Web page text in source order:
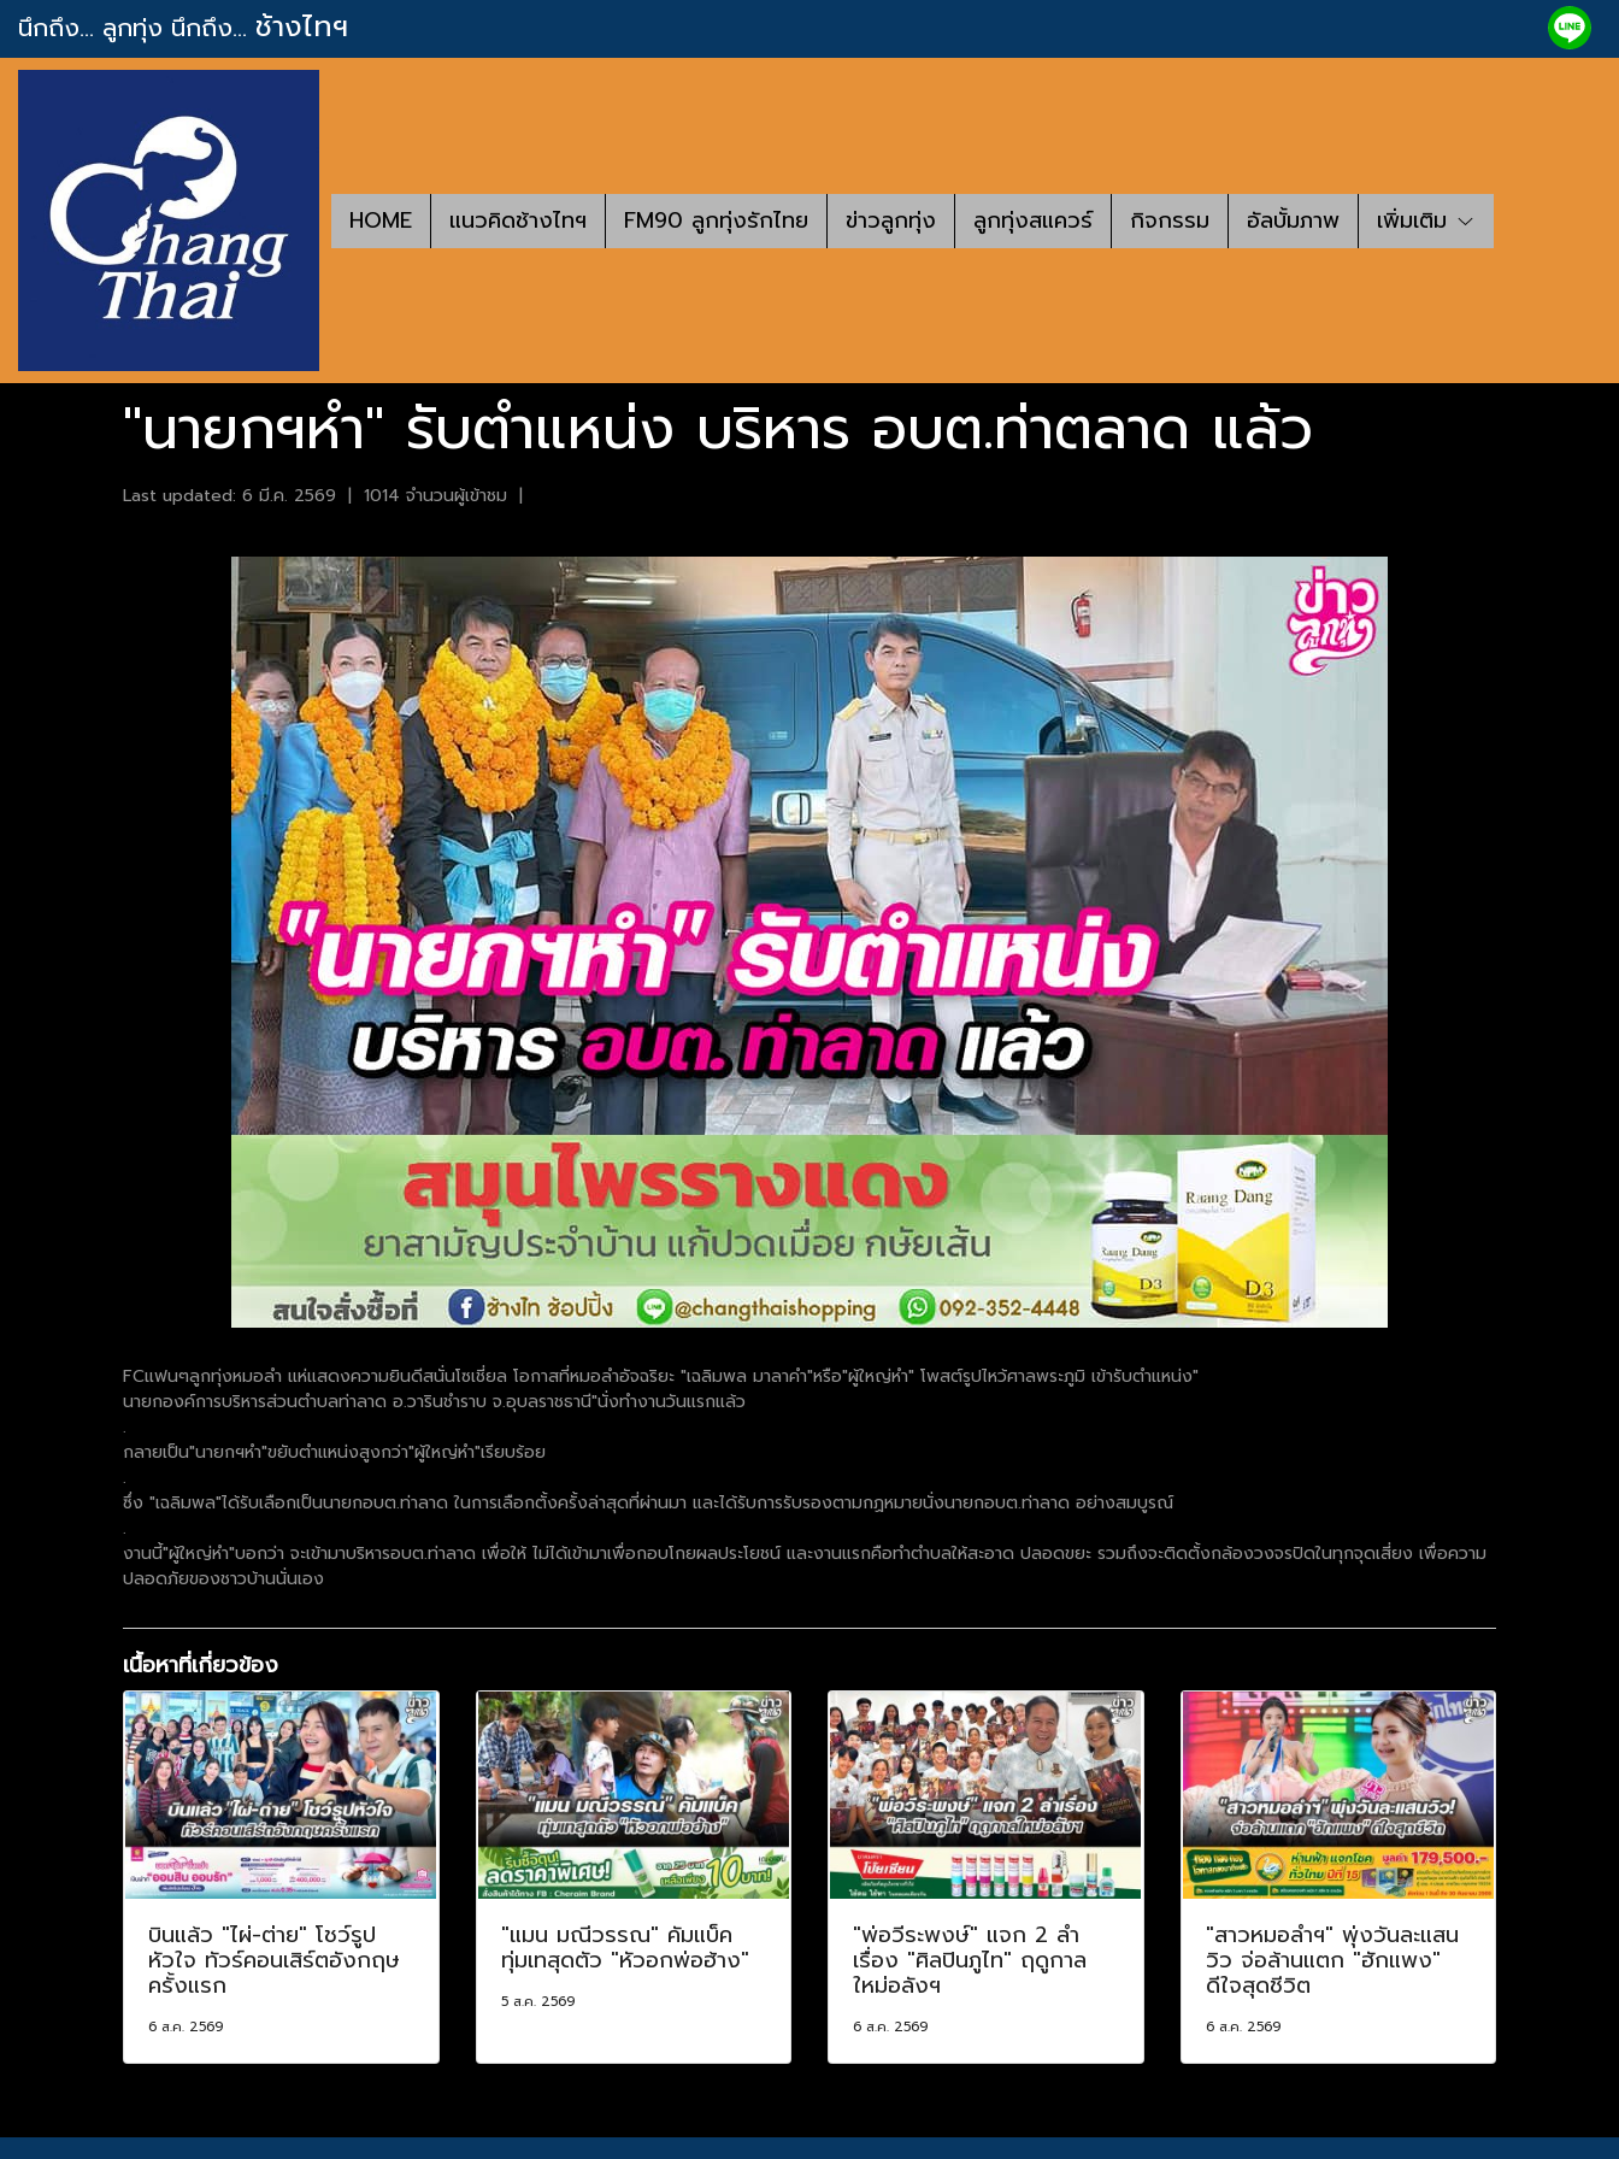
นึกถึง... ลูกทุ่ง นึกถึง... ช้างไทฯ
HOME แนวคิดช้างไทฯ FM90 ลูกทุ่งรักไทย ข่าวลูกทุ่ง ลูกทุ่งสแควร์ กิจกรรม อัลบั้มภาพ เพิ่มเติม
"นายกฯหำ" รับตำแหน่ง บริหาร อบต.ท่าตลาด แล้ว
Last updated: 6 มี.ค. 2569 | 1014 จำนวนผู้เข้าชม |
FCแฟนๆลูกทุ่งหมอลำ แห่แสดงความยินดีสนั่นโซเชี่ยล โอกาสที่หมอลำอัจฉริยะ "เฉลิมพล มาลาคำ"หรือ"ผู้ใหญ่หำ" โพสต์รูปไหว้ศาลพระภูมิ เข้ารับตำแหน่ง"
นายกองค์การบริหารส่วนตำบลท่าลาด อ.วารินชำราบ จ.อุบลราชธานี"นั่งทำงานวันแรกแล้ว
.
กลายเป็น"นายกฯหำ"ขยับตำแหน่งสูงกว่า"ผู้ใหญ่หำ"เรียบร้อย
.
ซึ่ง "เฉลิมพล"ได้รับเลือกเป็นนายกอบต.ท่าลาด ในการเลือกตั้งครั้งล่าสุดที่ผ่านมา และได้รับการรับรองตามกฏหมายนั่งนายกอบต.ท่าลาด อย่างสมบูรณ์
.
งานนี้"ผู้ใหญ่หำ"บอกว่า จะเข้ามาบริหารอบต.ท่าลาด เพื่อให้ ไม่ได้เข้ามาเพื่อกอบโกยผลประโยชน์ และงานแรกคือทำตำบลให้สะอาด ปลอดขยะ รวมถึงจะติดตั้งกล้องวงจรปิดในทุกจุดเสี่ยง เพื่อความ
ปลอดภัยของชาวบ้านนั่นเอง
เนื้อหาที่เกี่ยวข้อง
บินแล้ว "ไผ่-ต่าย" โชว์รูป
หัวใจ ทัวร์คอนเสิร์ตอังกฤษ
ครั้งแรก
6 ส.ค. 2569
"แมน มณีวรรณ" คัมแบ็ค
ทุ่มเทสุดตัว "หัวอกพ่อฮ้าง"
5 ส.ค. 2569
"พ่อวีระพงษ์" แจก 2 ลำ
เรื่อง "ศิลปินภูไท" ฤดูกาล
ใหม่อลังฯ
6 ส.ค. 2569
"สาวหมอลำฯ" พุ่งวันละแสน
วิว จ่อล้านแตก "ฮักแพง"
ดีใจสุดชีวิต
6 ส.ค. 2569